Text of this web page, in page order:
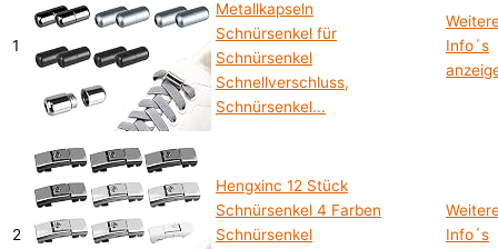
1
Metallkapseln
Schnürsenkel für
Schnürsenkel
Schnellverschluss,
Schnürsenkel...
Info´s
2
Hengxinc 12 Stück
Schnürsenkel 4 Farben
Schnürsenkel
Info´s